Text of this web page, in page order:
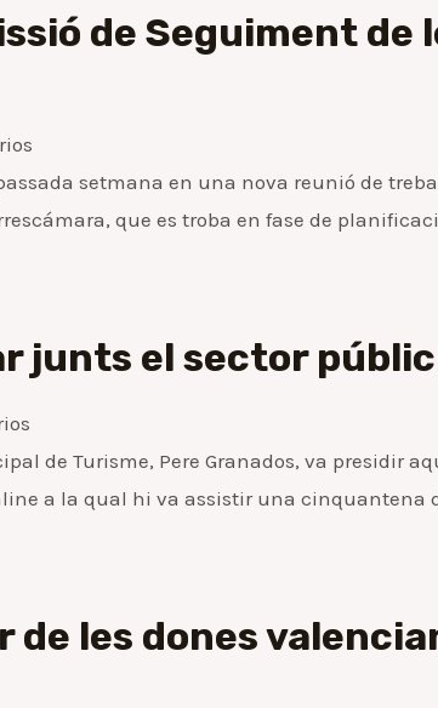
de Seguiment de
setmana en una nova reunió de
que es troba en fase de
junts el sector
de Turisme, Pere Granados, va presidir
a la qual hi va assistir una cinquantena
de les dones